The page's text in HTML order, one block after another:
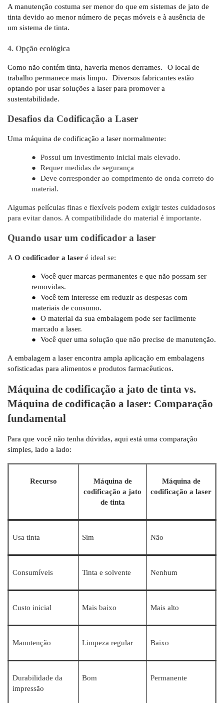
A manutenção costuma ser menor do que em sistemas de jato de
tinta devido ao menor número de peças móveis e à ausência de
um sistema de tinta.
4. Opção ecológica
Como não contém tinta, haveria menos derrames.
O local de
trabalho permanece mais limpo.
Diversos fabricantes estão
optando por usar soluções a laser para promover a
sustentabilidade.
Desafios da Codificação a Laser
Uma máquina de codificação a laser normalmente:
●
Possui um investimento inicial mais elevado.
●
Requer medidas de segurança
●
Deve corresponder ao comprimento de onda correto do
material.
Algumas películas finas e flexíveis podem exigir testes cuidadosos
para evitar danos. A compatibilidade do material é importante.
Quando usar um codificador a laser
AO codificador a laseré ideal se:
●
Você quer marcas permanentes e que não possam ser
removidas.
●
Você tem interesse em reduzir as despesas com
materiais de consumo.
●
O material da sua embalagem pode ser facilmente
marcado a laser.
●
Você quer uma solução que não precise de manutenção.
A embalagem a laser encontra ampla aplicação em embalagens
sofisticadas para alimentos e produtos farmacêuticos.
Máquina de codificação a jato de tinta vs.
Máquina de codificação a laser: Comparação
fundamental
Para que você não tenha dúvidas, aqui está uma comparação
simples, lado a lado:
Recurso
Máquina de
codificação a jato
de tinta
Máquina de
codificação a laser
Usa tinta Sim Não
Consumíveis Tinta e solvente Nenhum
Custo inicial Mais baixo Mais alto
Manutenção Limpeza regular Baixo
Durabilidade da
impressão
Bom Permanente